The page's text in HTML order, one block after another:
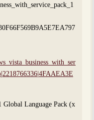
Global Language Pack (x